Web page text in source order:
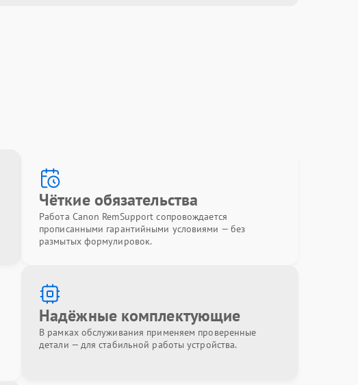
Чёткие обязательства
Работа Canon RemSupport сопровождается
прописанными гарантийными условиями — без
размытых формулировок.
Надёжные комплектующие
В рамках обслуживания применяем проверенные
детали — для стабильной работы устройства.